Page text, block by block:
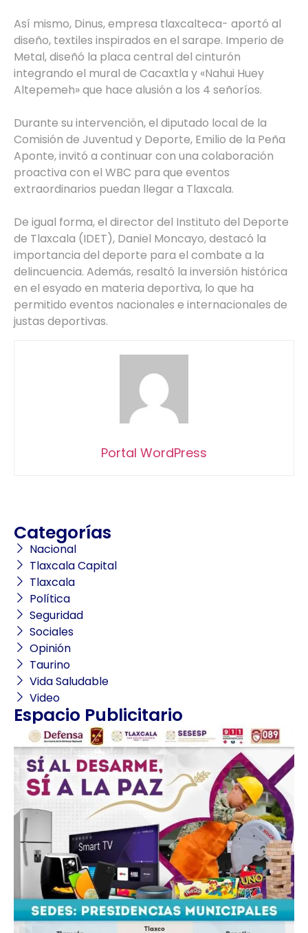
Así mismo, Dinus, empresa tlaxcalteca- aportó al
diseño, textiles inspirados en el sarape. Imperio de
Metal, diseñó la placa central del cinturón
integrando el mural de Cacaxtla y «Nahui Huey
Altepemeh» que hace alusión a los 4 señoríos.
Durante su intervención, el diputado local de la
Comisión de Juventud y Deporte, Emilio de la Peña
Aponte, invitó a continuar con una colaboración
proactiva con el WBC para que eventos
extraordinarios puedan llegar a Tlaxcala.
De igual forma, el director del Instituto del Deporte
de Tlaxcala (IDET), Daniel Moncayo, destacó la
importancia del deporte para el combate a la
delincuencia. Además, resaltó la inversión histórica
en el esyado en materia deportiva, lo que ha
permitido eventos nacionales e internacionales de
justas deportivas.
Portal WordPress
Categorías
Nacional
Tlaxcala Capital
Tlaxcala
Política
Seguridad
Sociales
Opinión
Taurino
Vida Saludable
Video
Espacio Publicitario